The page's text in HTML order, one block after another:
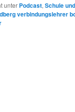
unter Podcast, Schule
verbindungslehrer